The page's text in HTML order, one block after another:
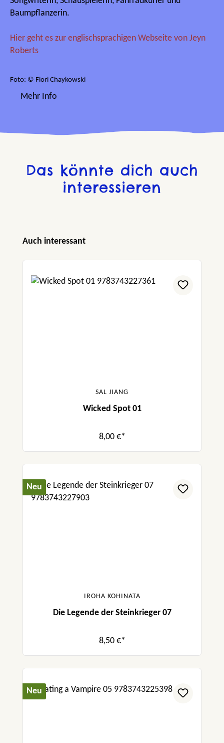
Baumpflanzerin.
Hier geht es zur englischsprachigen Webseite von Jeyn
Roberts
Foto: © Flori Chaykowski
Mehr Info
Das könnte dich auch
interessieren
Produktgalerie überspringen
Auch interessant
SAL JIANG
Wicked Spot 01
8,00 €*
Neu
IROHA KOHINATA
Die Legende der Steinkrieger 07
8,50 €*
Neu